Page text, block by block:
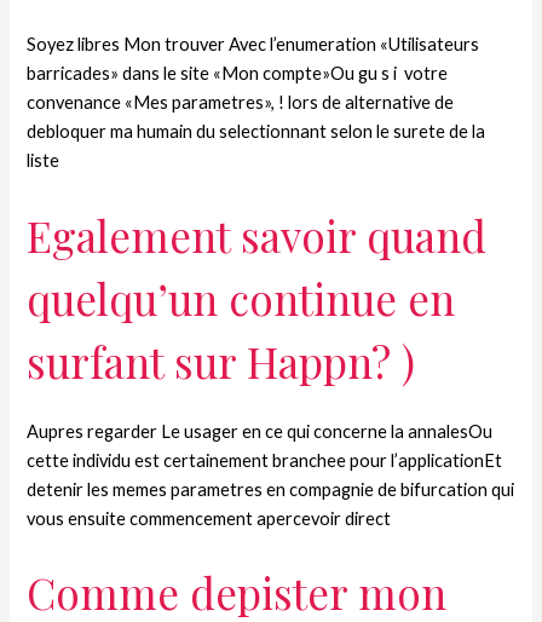
Soyez libres Mon trouver Avec l’enumeration «Utilisateurs
barricades» dans le site «Mon compte»Ou gu s i votre
convenance «Mes parametres», ! lors de alternative de
debloquer ma humain du selectionnant selon le surete de la
liste
Egalement savoir quand
quelqu’un continue en
surfant sur Happn? )
Aupres regarder Le usager en ce qui concerne la annalesOu
cette individu est certainement branchee pour l’applicationEt
detenir les memes parametres en compagnie de bifurcation qui
vous ensuite commencement apercevoir direct
Comme depister mon